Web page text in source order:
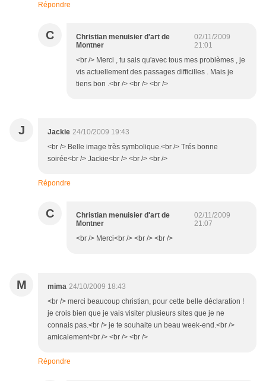
Répondre
C
Christian menuisier d'art de
Montner
02/11/2009
21:01
<br /> Merci , tu sais qu'avec tous mes problèmes , je
vis actuellement des passages difficilles . Mais je
tiens bon .<br /> <br /> <br />
J Jackie 24/10/2009 19:43
<br /> Belle image très symbolique.<br /> Trés bonne
soirée<br /> Jackie<br /> <br /> <br />
Répondre
C
Christian menuisier d'art de
Montner
02/11/2009
21:07
<br /> Merci<br /> <br /> <br />
M mima 24/10/2009 18:43
<br /> merci beaucoup christian, pour cette belle déclaration !
je crois bien que je vais visiter plusieurs sites que je ne
connais pas.<br /> je te souhaite un beau week-end.<br />
amicalement<br /> <br /> <br />
Répondre